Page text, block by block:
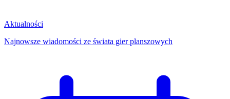
Aktualności
Najnowsze wiadomości ze świata gier planszowych